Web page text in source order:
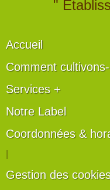
"
Accueil
Comment
Services +
Notre Label
Coordonnées &
Gestion des